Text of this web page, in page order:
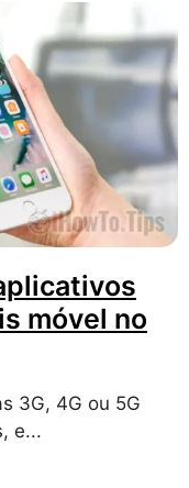
móvel no
3G, 4G ou 5G
e...